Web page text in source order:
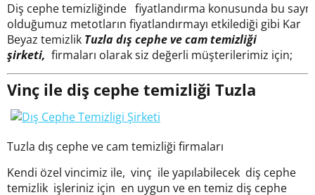
Diş cephe temizliğinde fiyatlandırma konusunda bu
olduğumuz metotların fiyatlandırmayı etkilediği gibi Kar
Beyaz temizlik Tuzladış cephe ve cam temizliği
şirketi, firmaları olarak siz değerli müşterilerimiz için;
Vinç ile diş cephe temizliği Tuzla
Tuzla dış cephe ve cam temizliği firmaları
Kendi özel vincimiz ile, vinç ile yapılabilecek diş cephe
temizlik işleriniz için en uygun ve en temiz diş cephe